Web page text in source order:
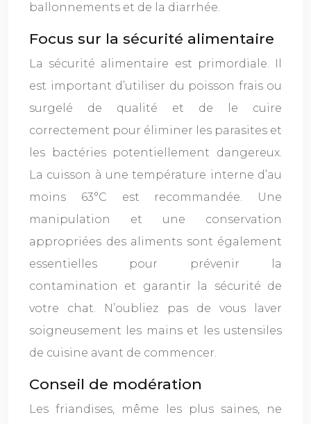
ballonnements et de la diarrhée.
Focus sur la sécurité alimentaire
La sécurité alimentaire est primordiale. Il
est important d’utiliser du poisson frais ou
surgelé de qualité et de le cuire
correctement pour éliminer les parasites et
les bactéries potentiellement dangereux.
La cuisson à une température interne d’au
moins 63°C est recommandée. Une
manipulation et une conservation
appropriées des aliments sont également
essentielles pour prévenir la
contamination et garantir la sécurité de
votre chat. N’oubliez pas de vous laver
soigneusement les mains et les ustensiles
de cuisine avant de commencer.
Conseil de modération
Les friandises, même les plus saines, ne